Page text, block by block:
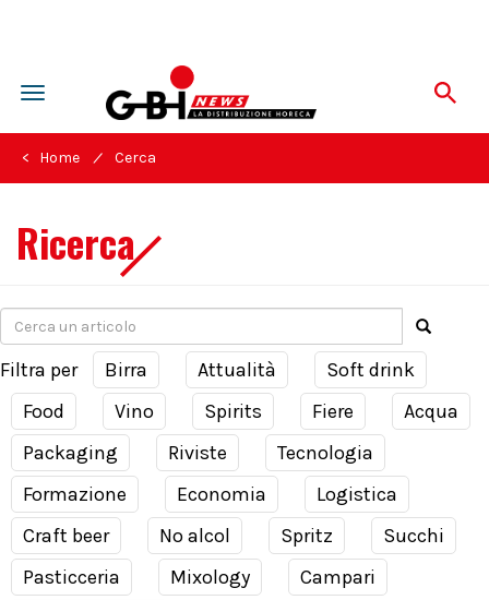
Toggle
navigation
< Home / Cerca
Ricerca
Filtra per Birra Attualità
Soft drink
Food
Vino Spirits Fiere
Acqua
Packaging
Riviste
Tecnologia
Formazione
Economia
Logistica
Craft beer
No alcol Spritz
Succhi
Pasticceria
Mixology
Campari